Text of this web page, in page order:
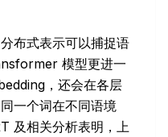
布式表示可以捕捉语
模型更进一
，还会在各层
同一个词在不同语境
及相关分析表明，上